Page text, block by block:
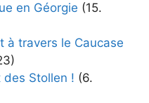
en Géorgie (15.
à travers le Caucase
Stollen ! (6.